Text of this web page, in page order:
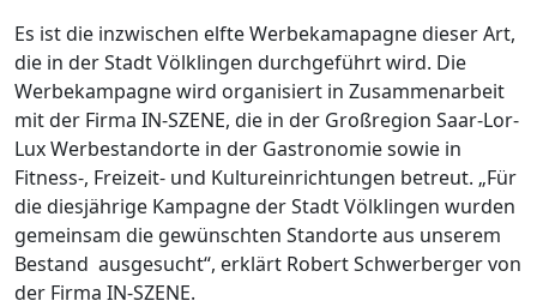
Es ist die inzwischen elfte Werbekamapagne dieser Art,
die in der Stadt Völklingen durchgeführt wird. Die
Werbekampagne wird organisiert in Zusammenarbeit
mit der Firma IN-SZENE, die in der Großregion Saar-Lor-
Lux Werbestandorte in der Gastronomie sowie in
Fitness-, Freizeit- und Kultureinrichtungen betreut. „Für
die diesjährige Kampagne der Stadt Völklingen wurden
gemeinsam die gewünschten Standorte aus unserem
Bestand ausgesucht“, erklärt Robert Schwerberger von
der Firma IN-SZENE.